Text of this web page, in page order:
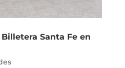
Santa Fe en